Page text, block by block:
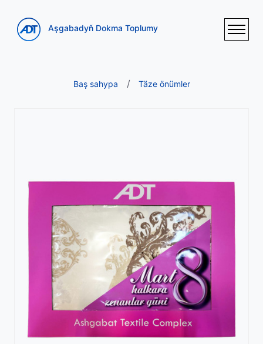
Aşgabadyň Dokma Toplumy
Baş sahypa Täze önümler